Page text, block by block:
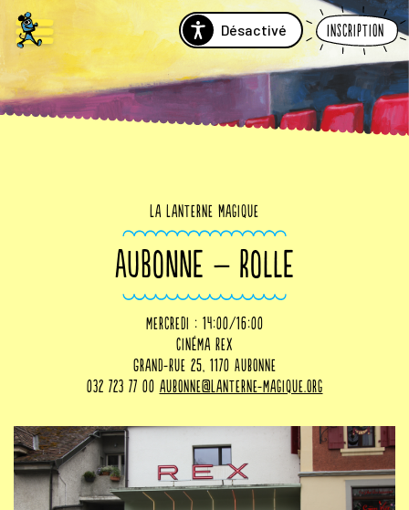
Désactivé Inscription
La Lanterne Magique
AUBONNE – ROLLE
mercredi : 14:00/16:00
Cinéma Rex
Grand-Rue 25, 1170 Aubonne
032 723 77 00 aubonne@lanterne-magique.org